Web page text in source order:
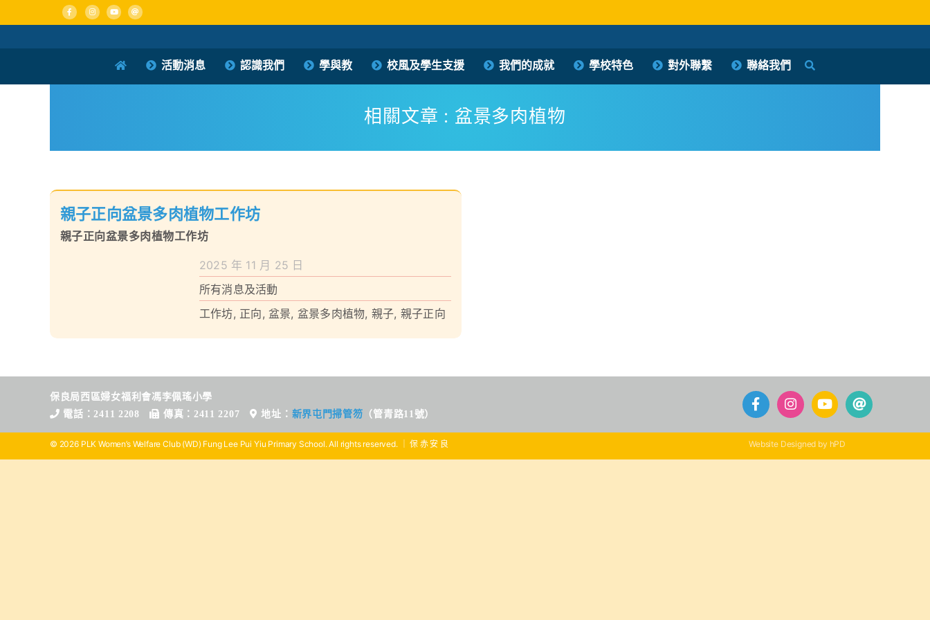
to
content
活動消息
認識我們 學與教 校風及學生支援 我們的成就 學校特色 對外聯繫 聯絡我們
保良局西區婦女福利會馮李佩瑤小學
相關文章 : 盆景多肉植物
親子正向盆景多肉植物工作坊
親子正向盆景多肉植物工作坊
2025 年 11 月 25 日
所有消息及活動
工作坊, 正向, 盆景, 盆景多肉植物, 親子, 親子正向
保良局西區婦女福利會馮李佩瑤小學
電話：2411 2208
傳真：2411 2207 地址： 新界屯門掃管笏 （管青路11號）
© 2026 PLK Women’s Welfare Club (WD) Fung Lee Pui Yiu Primary School. All rights reserved. ｜ 保 赤 安 良 Website Designed by hPD